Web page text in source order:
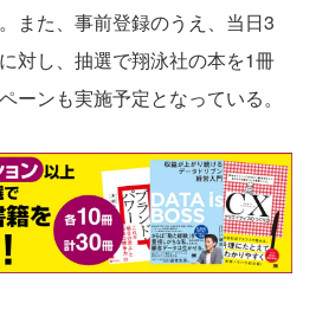
また、事前登録のうえ、当日3
対し、抽選で翔泳社の本を1冊
ーンも実施予定となっている。